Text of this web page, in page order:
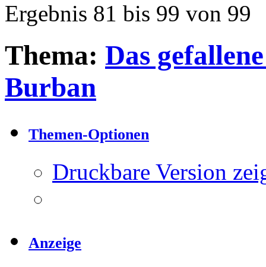
Ergebnis 81 bis 99 von 99
Thema: Das
Burban
Themen-Optionen
Druckbare Version
Anzeige